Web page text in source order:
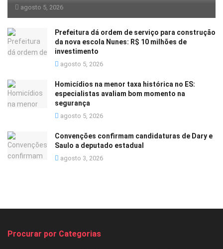
agosto 5, 2026
Prefeitura dá ordem de serviço para construção
da nova escola Nunes: R$ 10 milhões de
investimento
agosto 5, 2026
Homicídios na menor taxa histórica no ES:
especialistas avaliam bom momento na
segurança
agosto 5, 2026
Convenções confirmam candidaturas de Dary e
Saulo a deputado estadual
agosto 3, 2026
Procurar por Categorias